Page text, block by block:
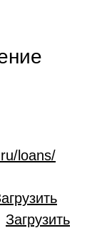
loans/
Загрузить